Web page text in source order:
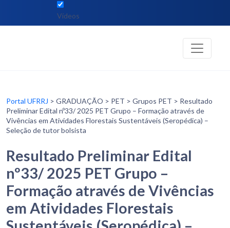
Vídeos
Portal UFRRJ > GRADUAÇÃO > PET > Grupos PET > Resultado
Preliminar Edital nº33/ 2025 PET Grupo – Formação através de
Vivências em Atividades Florestais Sustentáveis (Seropédica) –
Seleção de tutor bolsista
Resultado Preliminar Edital
nº33/ 2025 PET Grupo –
Formação através de Vivências
em Atividades Florestais